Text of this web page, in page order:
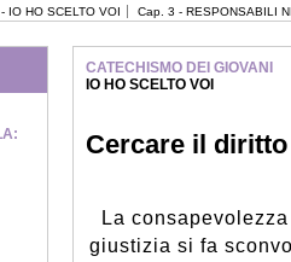
IO HO SCELTO VOI Cap. 3 - RESPONSABILI
CATECHISMO DEI GIOVANI
IO HO SCELTO VOI
Cercare il
La
giustizia si fa